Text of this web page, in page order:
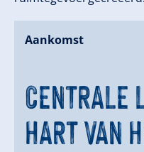
Aankomst
CENTRALE
HART VAN